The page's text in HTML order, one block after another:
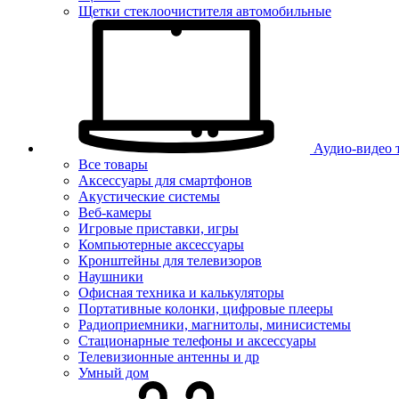
Щетки стеклоочистителя автомобильные
Аудио-видео
Все товары
Аксессуары для смартфонов
Акустические системы
Веб-камеры
Игровые приставки, игры
Компьютерные аксессуары
Кронштейны для телевизоров
Наушники
Офисная техника и калькуляторы
Портативные колонки, цифровые плееры
Радиоприемники, магнитолы, минисистемы
Стационарные телефоны и аксессуары
Телевизионные антенны и др
Умный дом